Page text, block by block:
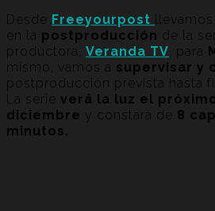
Desde Freeyourpost
en la postproducción de la
productora, Veranda TV, para
mismo, vamos a supervisar y
postproducción prevista hasta
La serie verá la luz el
diciembre y constará de 8
minutos.